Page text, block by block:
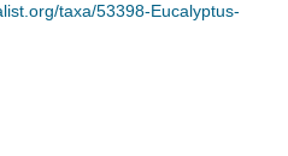
taxa/53398-Eucalyptus-